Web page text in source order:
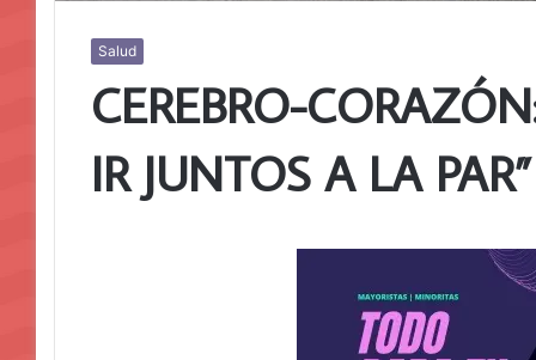
Salud
CEREBRO-
IR JUNTOS A LA PAR”